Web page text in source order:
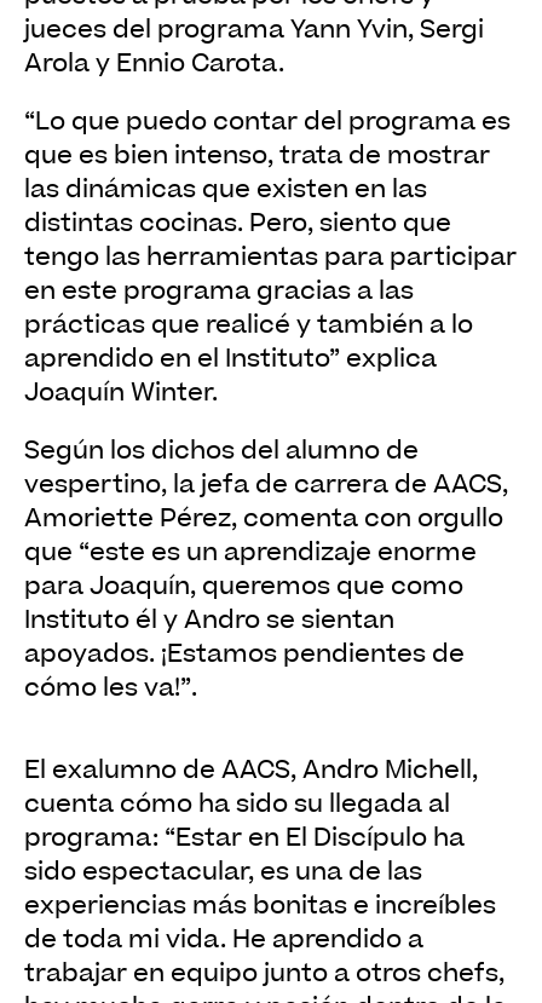
jueces del programa Yann Yvin, Sergi
Arola y Ennio Carota.
“Lo que puedo contar del programa es
que es bien intenso, trata de mostrar
las dinámicas que existen en las
distintas cocinas. Pero, siento que
tengo las herramientas para participar
en este programa gracias a las
prácticas que realicé y también a lo
aprendido en el Instituto” explica
Joaquín Winter.
Según los dichos del alumno de
vespertino, la jefa de carrera de AACS,
Amoriette Pérez, comenta con orgullo
que “este es un aprendizaje enorme
para Joaquín, queremos que como
Instituto él y Andro se sientan
apoyados. ¡Estamos pendientes de
cómo les va!”.
El exalumno de AACS, Andro Michell,
cuenta cómo ha sido su llegada al
programa: “Estar en El Discípulo ha
sido espectacular, es una de las
experiencias más bonitas e increíbles
de toda mi vida. He aprendido a
trabajar en equipo junto a otros chefs,